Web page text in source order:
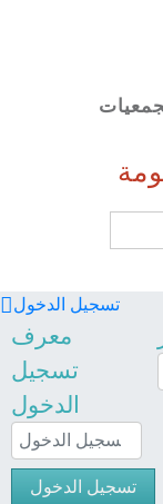
تسجيل الدخول
معرف
تسجيل
الدخول
تسجيل الدخول